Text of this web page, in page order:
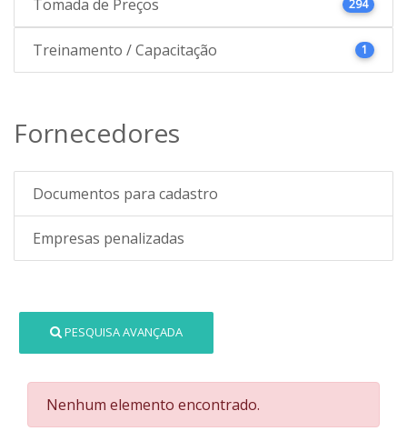
Tomada de Preços 294
Treinamento / Capacitação 1
Fornecedores
Documentos para cadastro
Empresas penalizadas
PESQUISA AVANÇADA
Nenhum elemento encontrado.